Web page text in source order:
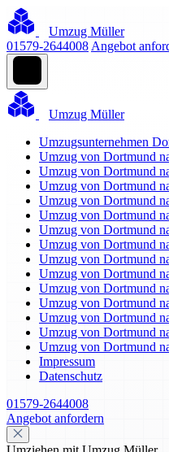
Umzug Müller
01579-2644008 Angebot
Umzug Müller
Umzugsunternehmen
Umzug von Dortmund
Umzug von Dortmund
Umzug von Dortmund
Umzug von Dortmund
Umzug von Dortmund
Umzug von Dortmund
Umzug von Dortmund
Umzug von Dortmund
Umzug von Dortmund
Umzug von Dortmund
Umzug von Dortmund
Umzug von Dortmund
Umzug von Dortmund
Umzug von Dortmund
Impressum
Datenschutz
01579-2644008
Angebot anfordern